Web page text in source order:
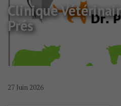
Clinique
Prés
27 Juin 2026